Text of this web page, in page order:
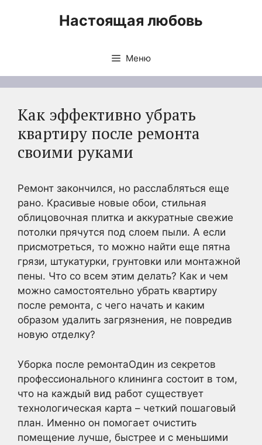
Настоящая любовь
Меню
Как эффективно убрать
квартиру после ремонта
своими руками
Ремонт закончился, но расслабляться еще
рано. Красивые новые обои, стильная
облицовочная плитка и аккуратные свежие
потолки прячутся под слоем пыли. А если
присмотреться, то можно найти еще пятна
грязи, штукатурки, грунтовки или монтажной
пены. Что со всем этим делать? Как и чем
можно самостоятельно убрать квартиру
после ремонта, с чего начать и каким
образом удалить загрязнения, не повредив
новую отделку?
Уборка после ремонтаОдин из секретов
профессионального клининга состоит в том,
что на каждый вид работ существует
технологическая карта – четкий пошаговый
план. Именно он помогает очистить
помещение лучше, быстрее и с меньшими